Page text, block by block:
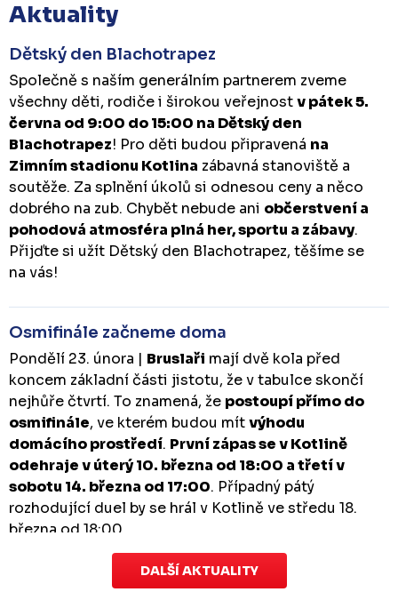
Aktuality
Dětský den Blachotrapez
Společně s naším generálním partnerem zveme
všechny děti, rodiče i širokou veřejnostv pátek 5.
června od 9:00 do 15:00 na Dětský den
Blachotrapez! Pro děti budou připravená na
Zimním stadionu Kotlina zábavná stanoviště a
soutěže. Za splnění úkolů si odnesou ceny a něco
dobrého na zub. Chybět nebude ani občerstvení a
pohodová atmosféra plná her, sportu a zábavy.
Přijďte si užít Dětský den Blachotrapez, těšíme se
na vás!
Osmifinále začneme doma
Pondělí 23. února | Bruslaři mají dvě kola před
koncem základní části jistotu, že v tabulce skončí
nejhůře čtvrtí. To znamená, že postoupí přímo do
osmifinále, ve kterém budou mítvýhodu
domácího prostředí. První zápas se v Kotlině
odehraje v úterý 10. března od 18:00 a třetí v
sobotu 14. března od 17:00. Případný pátý
rozhodující duel by se hrál v Kotlině ve středu 18.
března od 18:00.
Zápas dorostu je odložen
DALŠÍ AKTUALITY